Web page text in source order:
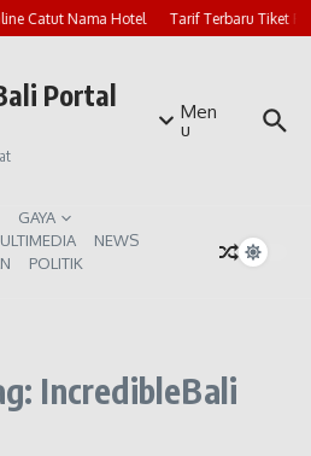
Catut Nama Hotel Tarif Terbaru Tiket
Portal
Men
u
GAYA
NEWS
POLITIK
IncredibleBali